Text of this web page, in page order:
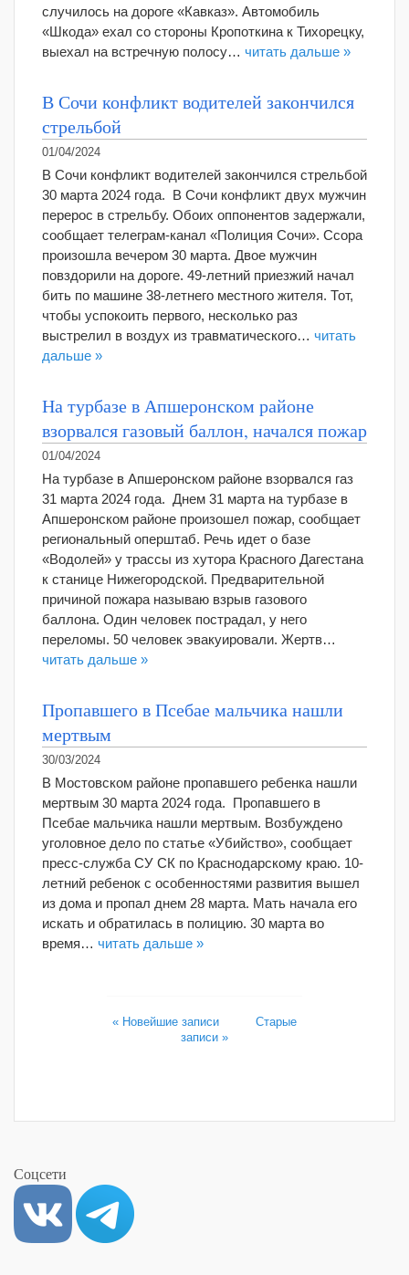
случилось на дороге «Кавказ». Автомобиль
«Шкода» ехал со стороны Кропоткина к Тихорецку,
выехал на встречную полосу… читать дальше »
В Сочи конфликт водителей закончился
стрельбой
01/04/2024
В Сочи конфликт водителей закончился стрельбой
30 марта 2024 года. В Сочи конфликт двух мужчин
перерос в стрельбу. Обоих оппонентов задержали,
сообщает телеграм-канал «Полиция Сочи». Ссора
произошла вечером 30 марта. Двое мужчин
повздорили на дороге. 49-летний приезжий начал
бить по машине 38-летнего местного жителя. Тот,
чтобы успокоить первого, несколько раз
выстрелил в воздух из травматического… читать
дальше »
На турбазе в Апшеронском районе
взорвался газовый баллон, начался пожар
01/04/2024
На турбазе в Апшеронском районе взорвался газ
31 марта 2024 года. Днем 31 марта на турбазе в
Апшеронском районе произошел пожар, сообщает
региональный оперштаб. Речь идет о базе
«Водолей» у трассы из хутора Красного Дагестана
к станице Нижегородской. Предварительной
причиной пожара называю взрыв газового
баллона. Один человек пострадал, у него
переломы. 50 человек эвакуировали. Жертв…
читать дальше »
Пропавшего в Псебае мальчика нашли
мертвым
30/03/2024
В Мостовском районе пропавшего ребенка нашли
мертвым 30 марта 2024 года. Пропавшего в
Псебае мальчика нашли мертвым. Возбуждено
уголовное дело по статье «Убийство», сообщает
пресс-служба СУ СК по Краснодарскому краю. 10-
летний ребенок с особенностями развития вышел
из дома и пропал днем 28 марта. Мать начала его
искать и обратилась в полицию. 30 марта во
время… читать дальше »
« Новейшие записи
Старые
записи »
Соцсети